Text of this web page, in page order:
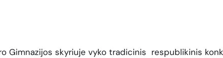
Gimnazijos skyriuje vyko tradicinis respublikinis